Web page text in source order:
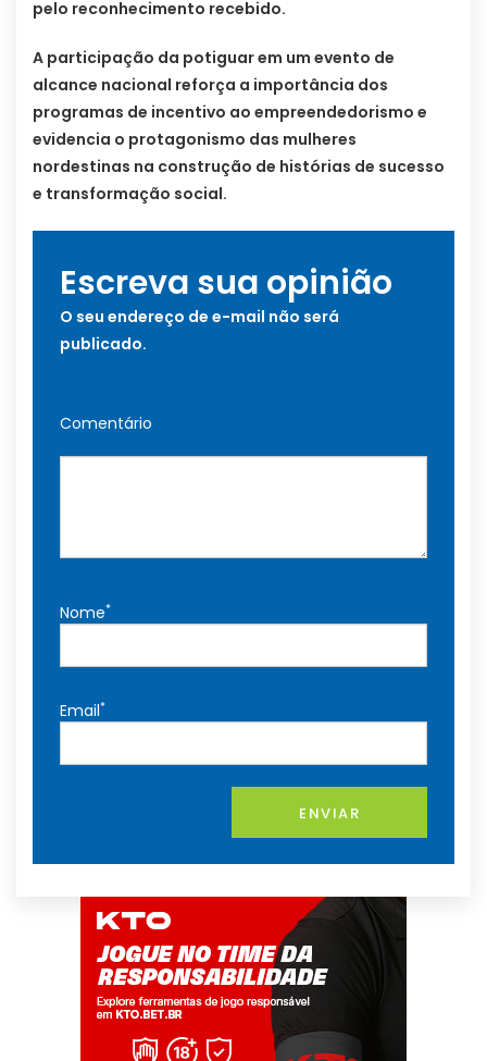
pelo reconhecimento recebido.
A participação da potiguar em um evento de
alcance nacional reforça a importância dos
programas de incentivo ao empreendedorismo e
evidencia o protagonismo das mulheres
nordestinas na construção de histórias de sucesso
e transformação social.
Escreva sua opinião
O seu endereço de e-mail não será
publicado.
Comentário
Nome*
Email*
ENVIAR